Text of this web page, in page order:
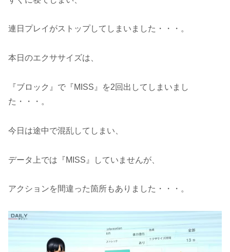
連日プレイがストップしてしまいました・・・。
本日のエクササイズは、
『ブロック』で『MISS』を2回出してしまいまし
た・・・。
今日は途中で混乱してしまい、
データ上では『MISS』していませんが、
アクションを間違った箇所もありました・・・。